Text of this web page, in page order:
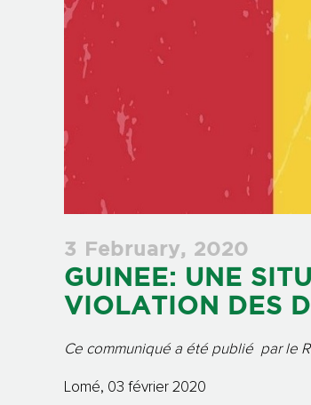
3 February, 2020
GUINEE: UNE
VIOLATION DES
Ce communiqué a été publié par le
Lomé, 03 février 2020